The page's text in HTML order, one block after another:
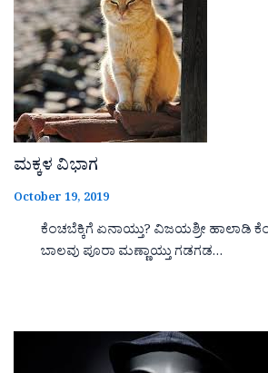
ಮಕ್ಕಳ ವಿಭಾಗ
October 19, 2019
ಕೆಂಚಬೆಕ್ಕಿಗೆ ಏನಾಯ್ತು? ವಿಜಯಶ್ರೀ ಹಾಲಾಡಿ
ಬಾಲವು ಪೂರಾ ಮಣ್ಣಾಯ್ತು ಗಡಗಡ…